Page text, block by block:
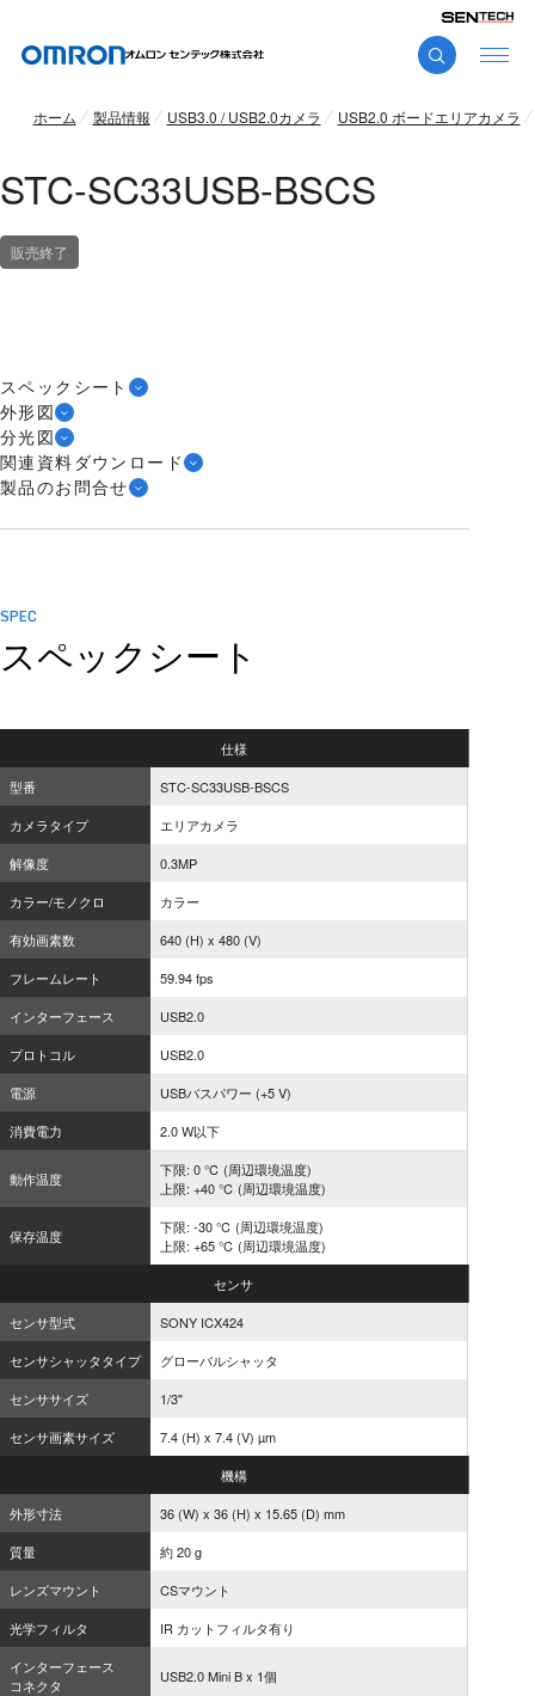
ホーム 製品情報 USB3.0 / USB2.0カメラ USB2.0 ボードエリアカメラ
STC-SC33USB-BSCS
販売終了
スペックシート
外形図
分光図
関連資料ダウンロード
製品のお問合せ
SPEC
スペックシート
仕様
型番
STC-SC33USB-BSCS
カメラタイプ
エリアカメラ
解像度
0.3MP
カラー/モノクロ
カラー
有効画素数
640 (H) x 480 (V)
フレームレート
59.94 fps
インターフェース
USB2.0
プロトコル
USB2.0
電源
USBバスパワー (+5 V)
消費電力
2.0 W以下
動作温度
下限: 0 ℃ (周辺環境温度)
上限: +40 ℃ (周辺環境温度)
保存温度
下限: -30 ℃ (周辺環境温度)
上限: +65 ℃ (周辺環境温度)
センサ
センサ型式
SONY ICX424
センサシャッタタイプ
グローバルシャッタ
センササイズ
1/3"
センサ画素サイズ
7.4 (H) x 7.4 (V) µm
機構
外形寸法
36 (W) x 36 (H) x 15.65 (D) mm
質量
約 20 g
レンズマウント
CSマウント
光学フィルタ
IR カットフィルタ有り
インターフェース
コネクタ
USB2.0 Mini B x 1個